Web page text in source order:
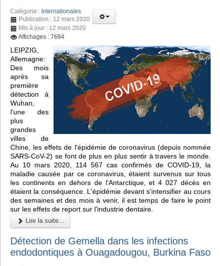
Catégorie : Internationales
Publication : 12 mars 2020
Mis à jour : 12 mars 2020
Affichages : 7694
LEIPZIG,
Allemagne:
Des mois
après sa
première
détection à
Wuhan,
l'une des
plus
grandes
villes de
Chine, les effets de l'épidémie de coronavirus (depuis nommée
SARS-CoV-2) se font de plus en plus sentir à travers le monde.
Au 10 mars 2020, 114 567 cas confirmés de COVID-19, la
maladie causée par ce coronavirus, étaient survenus sur tous
les continents en dehors de l'Antarctique, et 4 027 décès en
étaient la conséquence. L'épidémie devant s'intensifier au cours
des semaines et des mois à venir, il est temps de faire le point
sur les effets de report sur l'industrie dentaire.
Lire la suite...
Détection de Gemella dans les infections
endodontiques à Ouagadougou, Burkina Faso